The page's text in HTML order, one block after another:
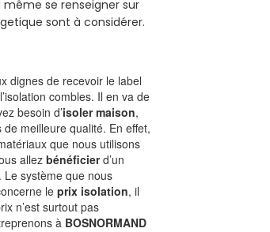
se renseigner sur
sont à considérer.
dignes de recevoir le label
combles. Il en va de
besoin d’isoler maison,
meilleure qualité. En effet,
que nous utilisons
allezbénéficierd’un
Le système que nous
leprix isolation, il
n’est surtout pas
à BOSNORMAND